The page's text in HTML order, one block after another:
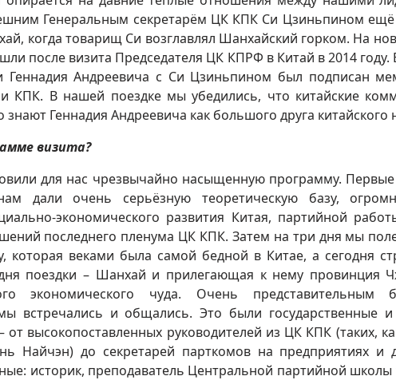
Генеральным секретарём ЦК КПК Си Цзиньпином ещё
когда товарищ Си возглавлял Шанхайский горком. На
после визита Председателя ЦК КПРФ в Китай в 2014 году.
Геннадия Андреевича с Си Цзиньпином был подписан
КПК. В нашей поездке мы убедились, что китайские
Геннадия Андреевича как большого друга китайского
визита?
для нас чрезвычайно насыщенную программу.
дали очень серьёзную теоретическую базу,
экономического развития Китая, партийной
последнего пленума ЦК КПК. Затем на три дня мы
которая веками была самой бедной в Китае, а сегодня
поездки – Шанхай и прилегающая к нему провинция
экономического чуда. Очень представительным
встречались и общались. Это были государственные
высокопоставленных руководителей из ЦК КПК (таких,
Найчэн) до секретарей парткомов на предприятиях и
историк, преподаватель Центральной партийной